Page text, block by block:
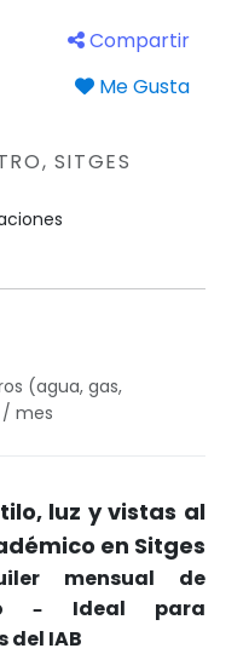
Compartir
Me Gusta
SITGES
(agua, gas,
/ mes
luz y vistas al
en Sitges
mensual de
– Ideal para
del IAB